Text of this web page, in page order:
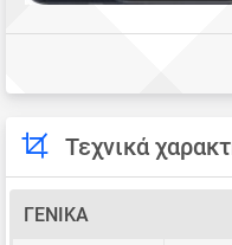
Τεχνικά
ΓΕΝΙΚΆ